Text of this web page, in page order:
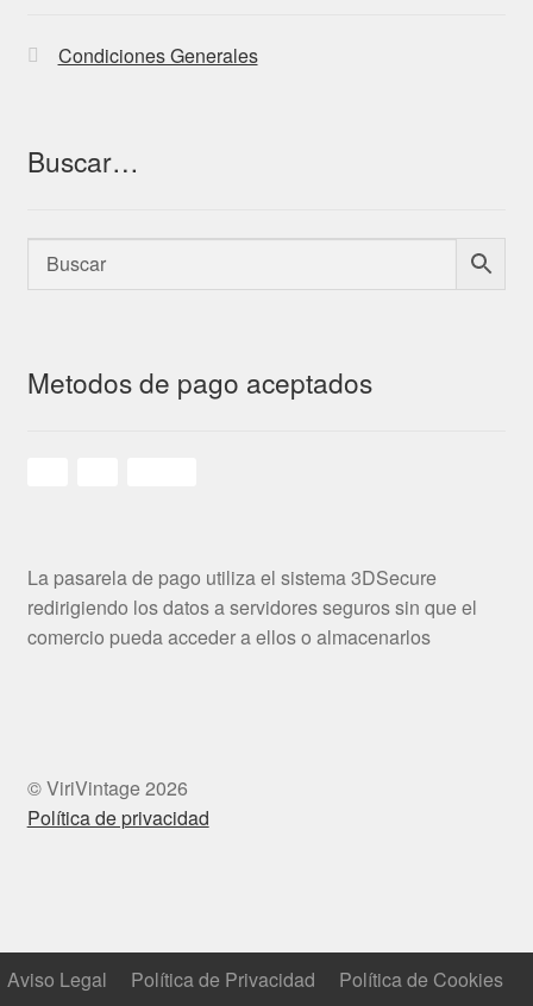
Condiciones Generales
Buscar…
Metodos de pago aceptados
La pasarela de pago utiliza el sistema 3DSecure
redirigiendo los datos a servidores seguros sin que el
comercio pueda acceder a ellos o almacenarlos
© ViriVintage 2026
Política de privacidad
Aviso Legal Política de Privacidad Política de Cookies